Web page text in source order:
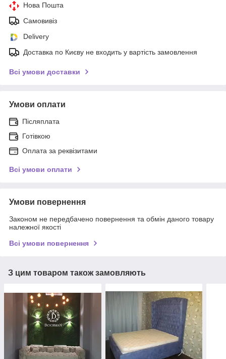
Нова Пошта
Самовивіз
Delivery
Доставка по Києву не входить у вартість замовлення
Всі умови доставки
Умови оплати
Післяплата
Готівкою
Оплата за реквізитами
Всі умови оплати
Умови повернення
Законом не передбачено повернення та обмін даного товару
належної якості
Всі умови повернення
З цим товаром також замовляють